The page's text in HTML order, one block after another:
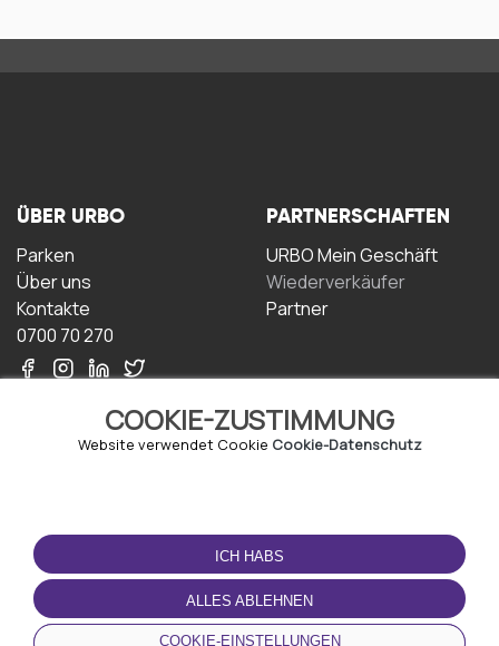
COOKIE-ZUSTIMMUNG
Website verwendet Cookie Cookie-Datenschutz
ICH HABS
ALLES ABLEHNEN
COOKIE-EINSTELLUNGEN
ÜBER URBO
Parken
Über uns
Kontakte
0700 70 270
PARTNERSCHAFTEN
URBO Mein Geschäft
Wiederverkäufer
Partner
NUTZUNGSBEDINGUNGEN
Geschäftsbedingungen
Datenschutz-
Bestimmungen
Cookie-Richtlinie
LADEN SIE DIE APP
HERUNTER